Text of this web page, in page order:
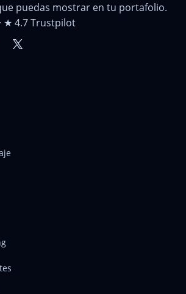
puedas mostrar en tu portafolio.
★ 4.7 Trustpilot